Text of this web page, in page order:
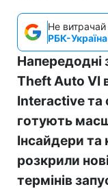
Не
РБК-
Напередодні
Theft Auto VI
Interactive та
готують
Інсайдери та
розкрили
термінів